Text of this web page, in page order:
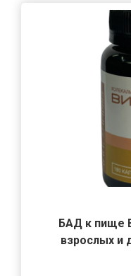
БАД к пище
взрослых и